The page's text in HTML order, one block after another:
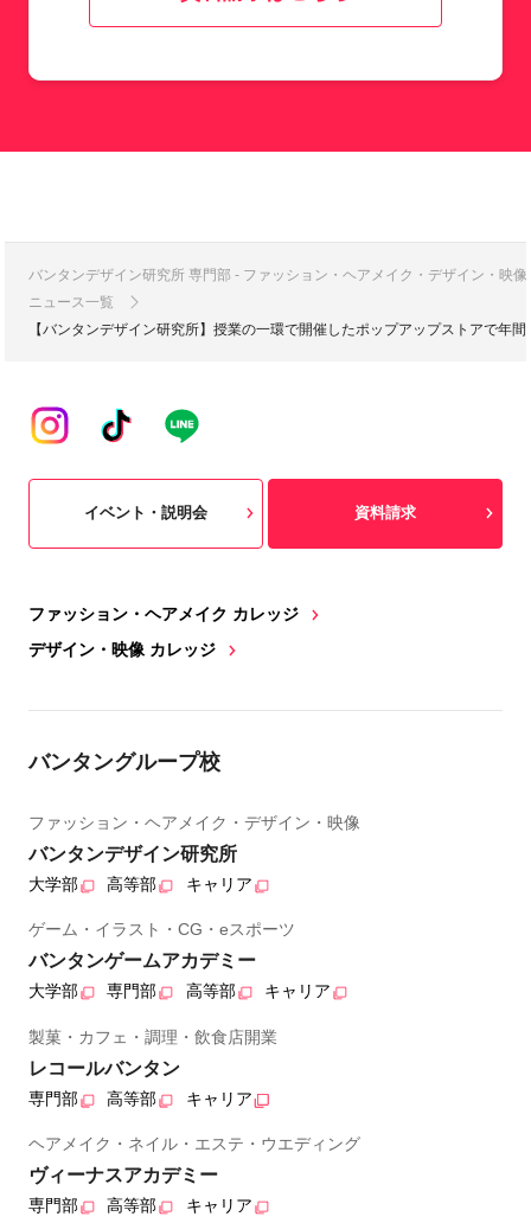
バンタンデザイン研究所 専門部 - ファッション・ヘアメイク・デザイン・映
ニュース一覧
【バンタンデザイン研究所】授業の一環で開催したポップアップストアで年
ファッション・ヘアメイク カレッジ
デザイン・映像 カレッジ
イベント・説明会 資料請求
バンタングループ校
ファッション・ヘアメイク・デザイン・映像
バンタンデザイン研究所
大学部 高等部 キャリア
ゲーム・イラスト・CG・eスポーツ
バンタンゲームアカデミー
大学部 専門部 高等部 キャリア
製菓・カフェ・調理・飲食店開業
レコールバンタン
専門部 高等部 キャリア
ヘアメイク・ネイル・エステ・ウエディング
ヴィーナスアカデミー
専門部 高等部 キャリア